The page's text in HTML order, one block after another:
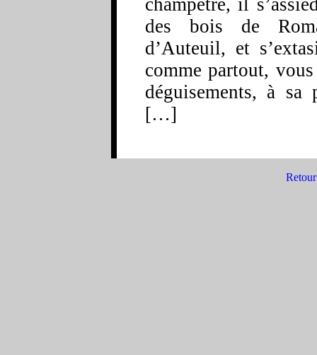
champêtre, il
des bois de
d’Auteuil, et
comme partout,
déguisements, à sa
[…]